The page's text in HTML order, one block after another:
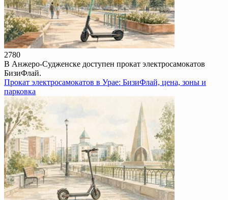
2780
В Анжеро-Судженске доступен прокат электросамокатов
БизиФлай.
Прокат электросамокатов в Урае: БизиФлай, цена, зоны и
парковка